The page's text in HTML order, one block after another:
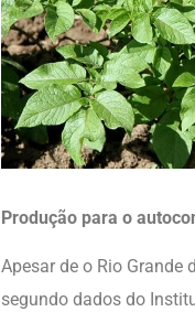
Produção para o
Apesar de o Rio
segundo dados do